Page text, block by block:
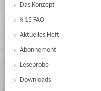
Das Konzept
§ 15 FAO
Aktuelles Heft
Abonnement
Leseprobe
Downloads